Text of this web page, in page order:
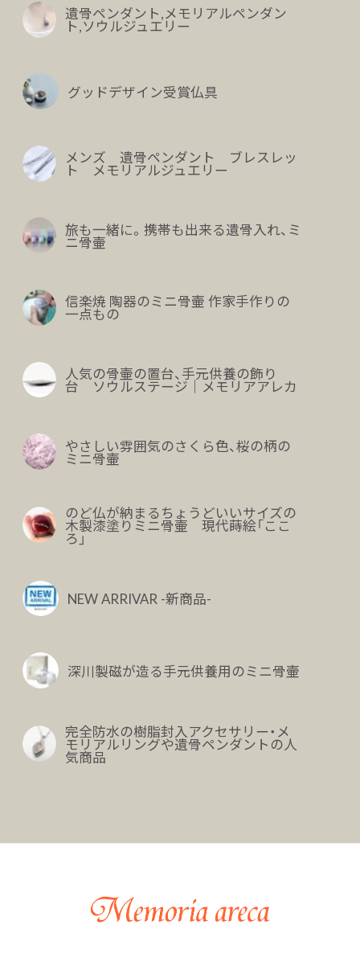
遺骨ペンダント,メモリアルペンダン
ト,ソウルジュエリー
グッドデザイン受賞仏具
メンズ 遺骨ペンダント ブレスレッ
ト メモリアルジュエリー
旅も一緒に。携帯も出来る遺骨入れ、ミ
ニ骨壷
信楽焼 陶器のミニ骨壷 作家手作りの
一点もの
人気の骨壷の置台、手元供養の飾り
台 ソウルステージ｜メモリアアレカ
やさしい雰囲気のさくら色、桜の柄の
ミニ骨壷
のど仏が納まるちょうどいいサイズの
木製漆塗りミニ骨壷 現代蒔絵「ここ
ろ」
NEW ARRIVAR -新商品-
深川製磁が造る手元供養用のミニ骨壷
完全防水の樹脂封入アクセサリー・メ
モリアルリングや遺骨ペンダントの人
気商品